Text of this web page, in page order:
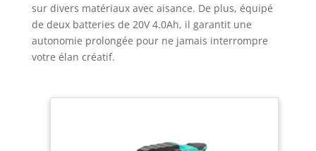
sur divers matériaux avec aisance. De plus, équipé
de deux batteries de 20V 4.0Ah, il garantit une
autonomie prolongée pour ne jamais interrompre
votre élan créatif.